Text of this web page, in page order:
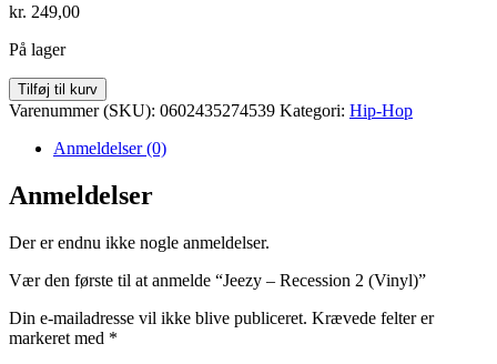
kr. 249,00
På lager
Jeezy
-
antal
Tilføj til kurv
Varenummer (SKU): 0602435274539 Kategori: Hip-Hop
Anmeldelser (0)
Anmeldelser
Der er endnu ikke nogle anmeldelser.
Vær den første til at anmelde “Jeezy – Recession 2 (Vinyl)”
Din e-mailadresse vil ikke blive publiceret. Krævede felter er
markeret med *